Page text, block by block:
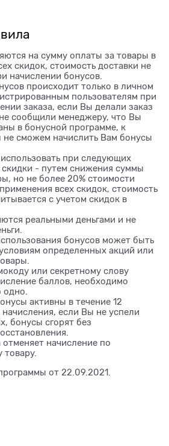
на сумму оплаты за товары в
скидок, стоимость доставки не
начислении бонусов.
происходит только в личном
пользователям при
заказа, если Вы делали заказ
сообщили менеджеру, что Вы
в бонусной программе, к
сможем начислить Вам бонусы
при следующих
скидки - путем снижения суммы
но не более 20% стоимости
всех скидок, стоимость
с учетом скидок в
реальными деньгами и не
бонусов может быть
определенных акций или
или секретному слову
баллов, необходимо
одно.
активны в течение 12
начисления, если Вы не успели
бонусы сгорят без
отменяет начисление по
от 22.09.2021.